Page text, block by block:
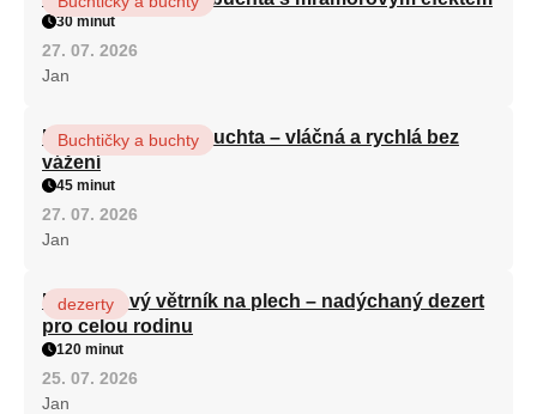
30 minut
27. 07. 2026
Jan
Hrnková maková buchta – vláčná a rychlá bez
vážení
Buchtičky a buchty
45 minut
27. 07. 2026
Jan
Karamelový větrník na plech – nadýchaný dezert
pro celou rodinu
dezerty
120 minut
25. 07. 2026
Jan